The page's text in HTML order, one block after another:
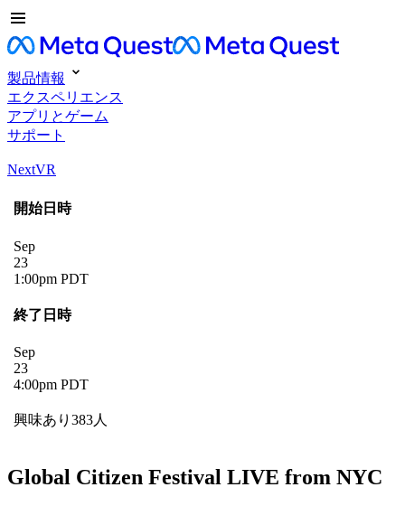
製品情報
エクスペリエンス
アプリとゲーム
サポート
NextVR
開始日時
Sep
23
1:00pm PDT
終了日時
Sep
23
4:00pm PDT
興味あり383人
Global Citizen Festival LIVE from NYC